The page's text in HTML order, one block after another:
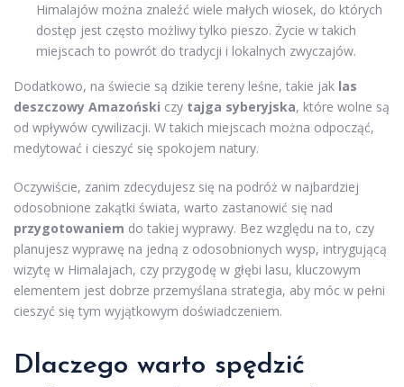
Himalajów można znaleźć wiele małych wiosek, do których
dostęp jest często możliwy tylko pieszo. Życie w takich
miejscach to powrót do tradycji i lokalnych zwyczajów.
Dodatkowo, na świecie są dzikie tereny leśne, takie jak las
deszczowy Amazoński czy tajga syberyjska, które wolne są
od wpływów cywilizacji. W takich miejscach można odpocząć,
medytować i cieszyć się spokojem natury.
Oczywiście, zanim zdecydujesz się na podróż w najbardziej
odosobnione zakątki świata, warto zastanowić się nad
przygotowaniem do takiej wyprawy. Bez względu na to, czy
planujesz wyprawę na jedną z odosobnionych wysp, intrygującą
wizytę w Himalajach, czy przygodę w głębi lasu, kluczowym
elementem jest dobrze przemyślana strategia, aby móc w pełni
cieszyć się tym wyjątkowym doświadczeniem.
Dlaczego warto spędzić